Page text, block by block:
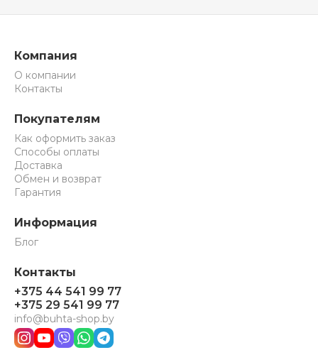
Компания
О компании
Контакты
Покупателям
Как оформить заказ
Способы оплаты
Доставка
Обмен и возврат
Гарантия
Информация
Блог
Контакты
+375 44 541 99 77
+375 29 541 99 77
info@buhta-shop.by